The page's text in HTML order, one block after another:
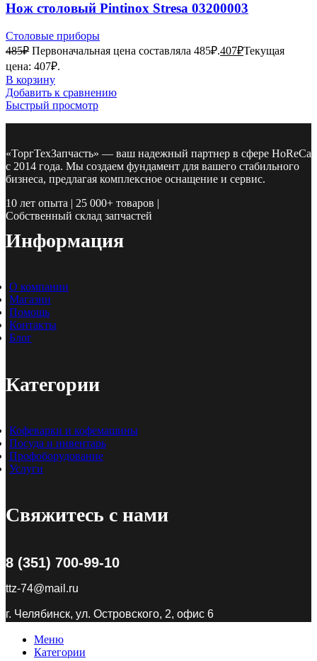
Нож столовый Pintinox Stresa 03200003
Столовые приборы
485₽ Первоначальная цена составляла 485₽.407₽Текущая
цена: 407₽.
В корзину
Добавить к сравнению
Быстрый просмотр
«ТоргТехЗапчасть» — ваш надежный партнер в сфере HoReCa
с 2014 года. Мы создаем фундамент для вашего стабильного
бизнеса, предлагая комплексное оснащение и сервис.
10 лет опыта | 25 000+ товаров |
Собственный склад запчастей
Информация
О компании
Магазин
Помощь
Контакты
Блог
Категории
Кофеварки и кофемашины
Посуда и инвентарь
Профоборудование
Услуги
Свяжитесь с нами
8 (351) 700-99-10
ttz-74@mail.ru
г. Челябинск, ул. Островского, 2, офис 6
Меню
Категории